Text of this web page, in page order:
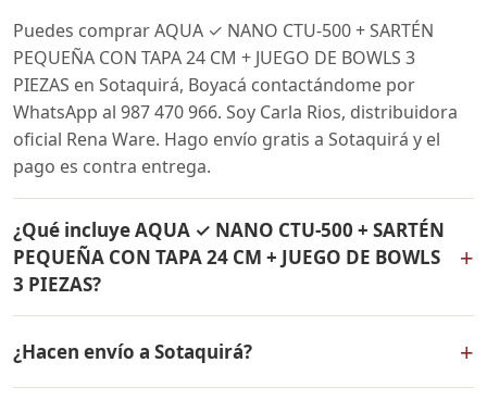
Puedes comprar AQUA ✓ NANO CTU-500 + SARTÉN
PEQUEÑA CON TAPA 24 CM + JUEGO DE BOWLS 3
PIEZAS en Sotaquirá, Boyacá contactándome por
WhatsApp al 987 470 966. Soy Carla Rios, distribuidora
oficial Rena Ware. Hago envío gratis a Sotaquirá y el
pago es contra entrega.
¿Qué incluye AQUA ✓ NANO CTU-500 + SARTÉN
PEQUEÑA CON TAPA 24 CM + JUEGO DE BOWLS
3 PIEZAS?
+
24 CM + JUEGO DE BOWLS 3 PIEZAS incluye: Filtro de
agua Rena Ware + Bowls Rena Ware + Sartén con tapa
¿Hacen envío a Sotaquirá? +